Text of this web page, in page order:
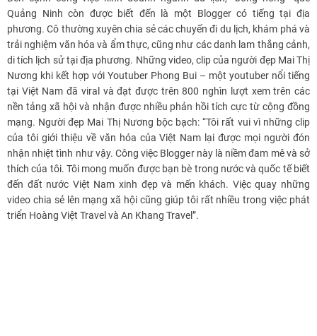
Quảng Ninh còn được biết đến là một Blogger có tiếng tại địa
phương. Cô thường xuyên chia sẻ các chuyến đi du lịch, khám phá và
trải nghiệm văn hóa và ẩm thực, cũng như các danh lam thắng cảnh,
di tích lịch sử tại địa phương. Những video, clip của người đẹp Mai Thị
Nương khi kết hợp với Youtuber Phong Bui – một youtuber nổi tiếng
tại Việt Nam đã viral và đạt được trên 800 nghìn lượt xem trên các
nền tảng xã hội và nhận được nhiều phản hồi tích cực từ cộng đồng
mạng. Người đẹp Mai Thị Nương bộc bạch: “Tôi rất vui vì những clip
của tôi giới thiệu về văn hóa của Việt Nam lại được mọi người đón
nhận nhiệt tình như vậy. Công việc Blogger này là niềm đam mê và sở
thích của tôi. Tôi mong muốn được bạn bè trong nước và quốc tế biết
đến đất nước Việt Nam xinh đẹp và mến khách. Việc quay những
video chia sẻ lên mạng xã hội cũng giúp tôi rất nhiều trong việc phát
triển Hoàng Việt Travel và An Khang Travel”.